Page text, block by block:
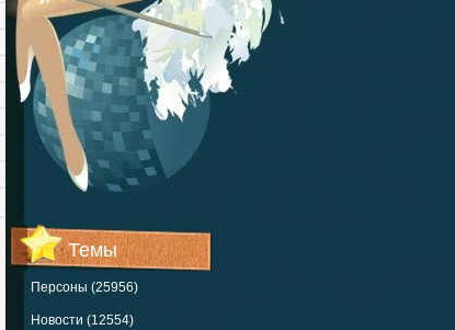
Темы
Персоны (25956)
Новости (12554)